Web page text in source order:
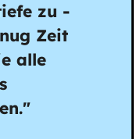
zu -
Zeit
alle